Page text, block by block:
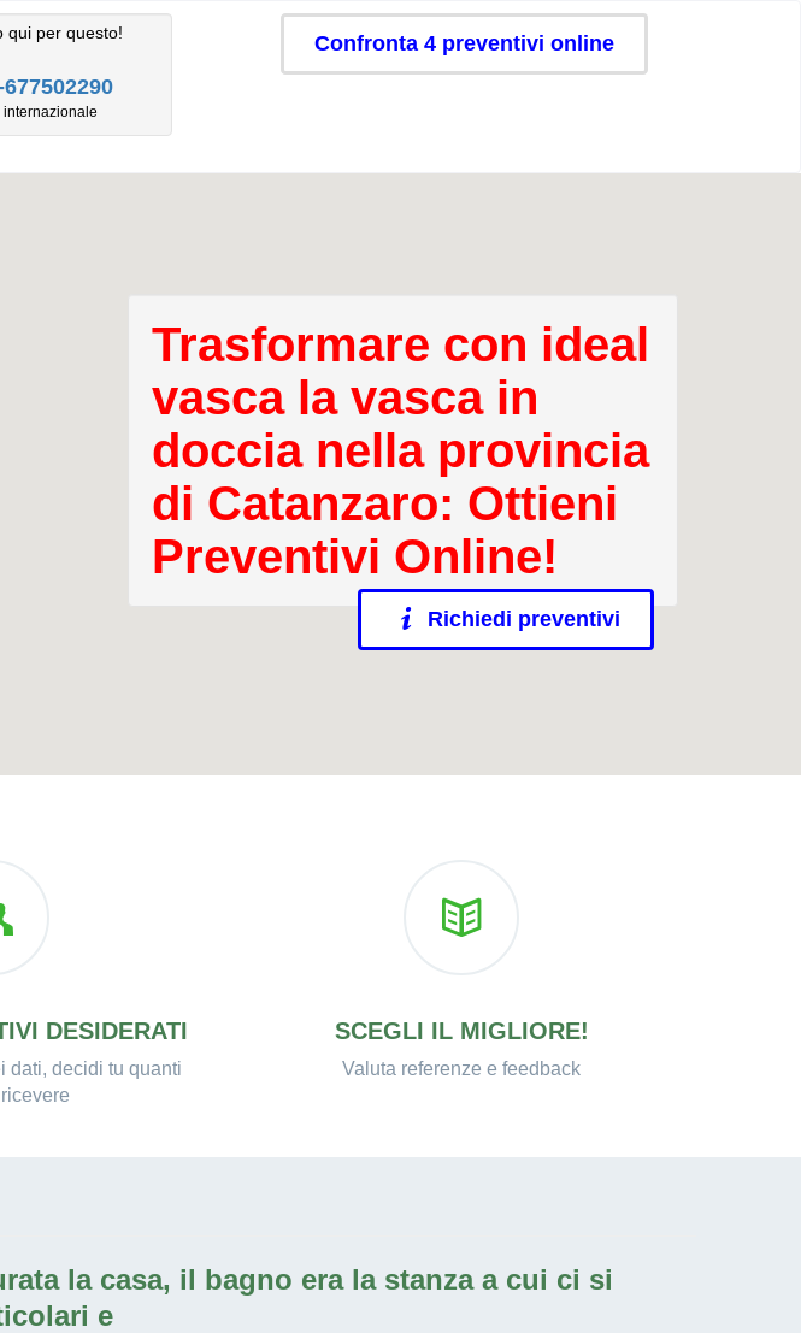
qui per questo!
internazionale
Confronta 4 preventivi online
Trasformare con ideal
vasca la vasca in
doccia nella provincia
di Catanzaro: Ottieni
Preventivi Online!
Richiedi preventivi
DESIDERATI
dati, decidi tu quanti
SCEGLI IL MIGLIORE!
Valuta referenze e feedback
la casa, il bagno era la stanza a cui ci si
e